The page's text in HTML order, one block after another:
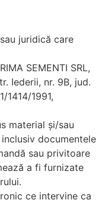
juridică care
SEMENTI SRL,
Iederii, nr. 9B, jud.
1414/1991,
material şi/sau
documentele
sau privitoare
a fi furnizate
ce intervine ca